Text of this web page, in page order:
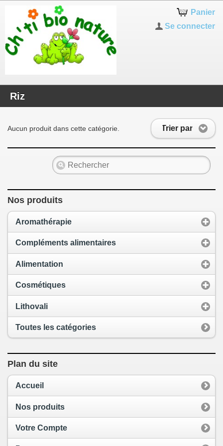
Panier
Se connecter
Riz
Trier par
Aucun produit dans cette catégorie.
Nos produits
Aromathérapie
Compléments alimentaires
Alimentation
Cosmétiques
Lithovali
Toutes les catégories
Plan du site
Accueil
Nos produits
Votre Compte